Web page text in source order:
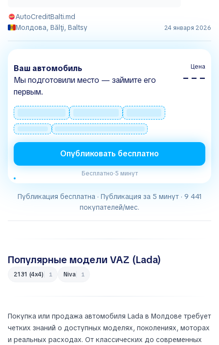
AutoCreditBalti.md
Молдова, Bălţi, Baltsy
24 января 2026
Ваш автомобиль
Мы подготовили место — займите его
первым.
Цена
– – –
Опубликовать бесплатно
Бесплатно·5 минут
Публикация бесплатна · Публикация за 5 минут · 9 441
покупателей/мес.
Популярные модели VAZ (Lada)
2131 (4x4) 1 Niva 1
Покупка или продажа автомобиля Lada в Молдове требует
четких знаний о доступных моделях, поколениях, моторах
и реальных расходах. От классических до современных